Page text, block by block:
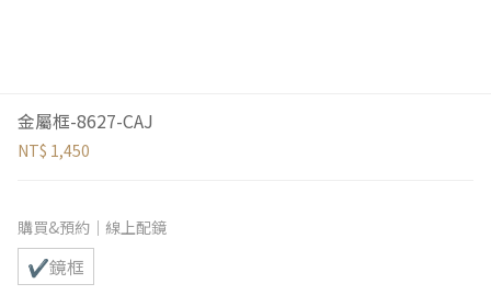
金屬框-8627-CAJ
NT$ 1,450
購買&預約｜線上配鏡
✔鏡框